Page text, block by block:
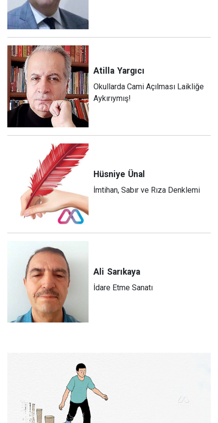
Atilla Yargıcı
Okullarda Cami Açılması Laikliğe
Aykırıymış!
Hüsniye Ünal
İmtihan, Sabır ve Rıza Denklemi
Ali Sarıkaya
İdare Etme Sanatı